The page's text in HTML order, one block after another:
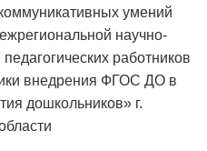
умений
научно-
работников
внедрения ФГОС ДО в
дошкольников» г.